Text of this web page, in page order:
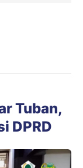
Tuban,
DPRD